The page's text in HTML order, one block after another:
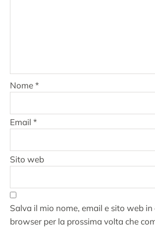
Nome*
Email *
Sito web
Salva il mio nome, email e sito web in
browser per la prossima volta che